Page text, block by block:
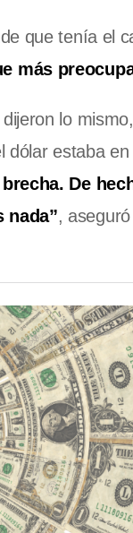
que tenía el
más
lo
estaba
De
nada”,